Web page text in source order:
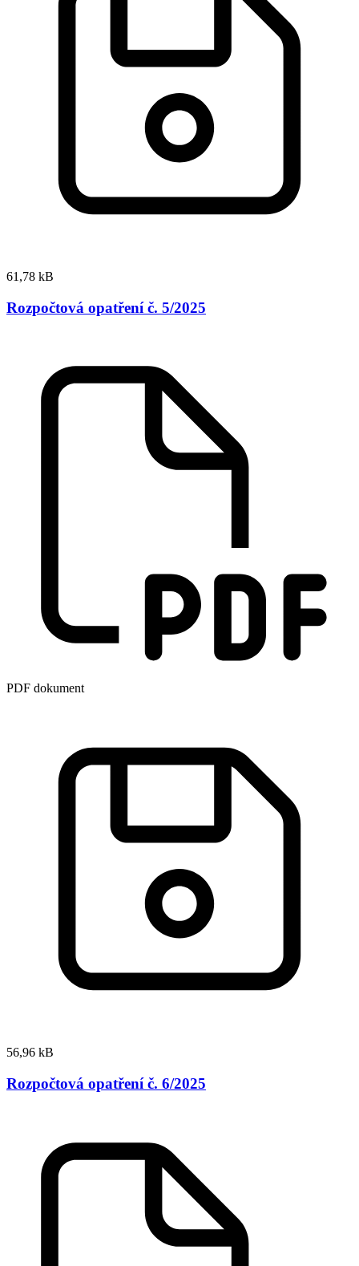
61,78 kB
Rozpočtová opatření č. 5/2025
PDF dokument
56,96 kB
Rozpočtová opatření č. 6/2025